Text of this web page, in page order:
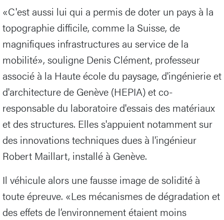
«C'est aussi lui qui a permis de doter un pays à la
topographie difficile, comme la Suisse, de
magnifiques infrastructures au service de la
mobilité», souligne Denis Clément, professeur
associé à la Haute école du paysage, d'ingénierie et
d'architecture de Genève (HEPIA) et co-
responsable du laboratoire d'essais des matériaux
et des structures. Elles s'appuient notamment sur
des innovations techniques dues à l'ingénieur
Robert Maillart, installé à Genève.
Il véhicule alors une fausse image de solidité à
toute épreuve. «Les mécanismes de dégradation et
des effets de l’environnement étaient moins